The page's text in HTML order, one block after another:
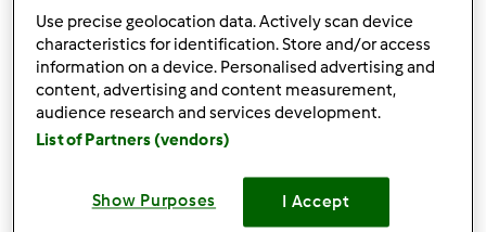
Orzechówka.
przezPLSUDOLTO
1 19 Łatwy 1 5min
5.0(4)
Antygrypina
Use precise geolocation data. Actively scan device
characteristics for identification. Store and/or access
information on a device. Personalised advertising and
content, advertising and content measurement,
audience research and services development.
List of Partners (vendors)
Show Purposes I Accept